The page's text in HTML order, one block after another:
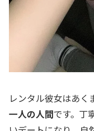
レンタル彼女はあく
一人の人間です。丁